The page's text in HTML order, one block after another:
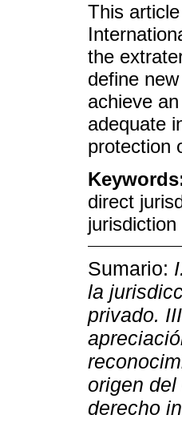
This
the
define
achieve
adequate
protection
direct
jurisdiction
Sumario:
la
privado.
origen
derecho